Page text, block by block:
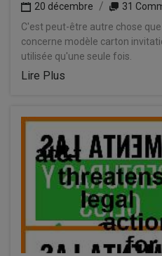
20 décembre
31
C'est peut-être autre chose
concerne modèle carton
utilisée qu'une seule fois.
Lire Plus